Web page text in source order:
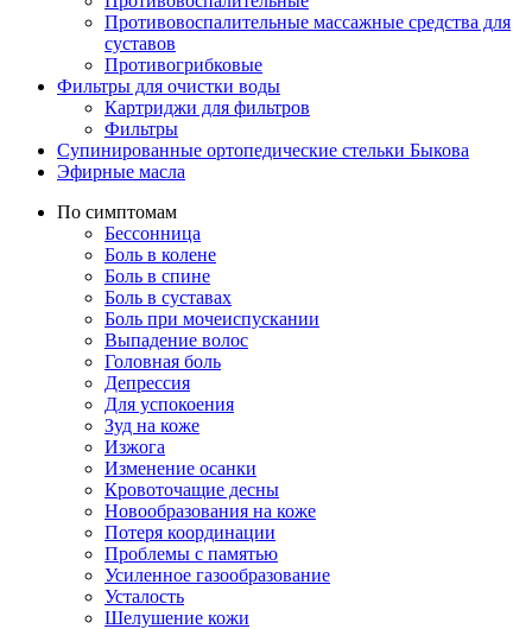
Противовоспалительные массажные средства для
суставов
Противогрибковые
Фильтры для очистки воды
Картриджи для фильтров
Фильтры
Супинированные ортопедические стельки Быкова
Эфирные масла
По симптомам
Бессонница
Боль в колене
Боль в спине
Боль в суставах
Боль при мочеиспускании
Выпадение волос
Головная боль
Депрессия
Для успокоения
Зуд на коже
Изжога
Изменение осанки
Кровоточащие десны
Новообразования на коже
Потеря координации
Проблемы с памятью
Усиленное газообразование
Усталость
Шелушение кожи